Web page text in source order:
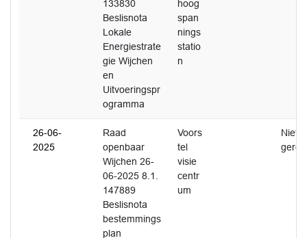
133830
Beslisnota
Lokale
Energiestrate
gie Wijchen
en
Uitvoeringspr
ogramma
hoog
span
nings
statio
n
26-06-
2025
Raad
openbaar
Wijchen 26-
06-2025 8.1.
147889
Beslisnota
bestemmings
plan
Voors
tel
visie
centr
um
Niet